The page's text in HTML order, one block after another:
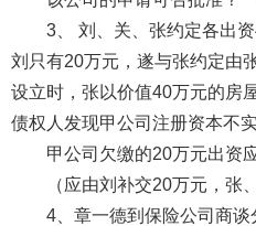
3、 刘、关、张约定各出
刘只有20万元，遂与张约定由
设立时，张以价值40万元的房
债权人发现甲公司注册资本不
甲公司欠缴的20万元出资
（应由刘补交20万元，张
4、章一德到保险公司商